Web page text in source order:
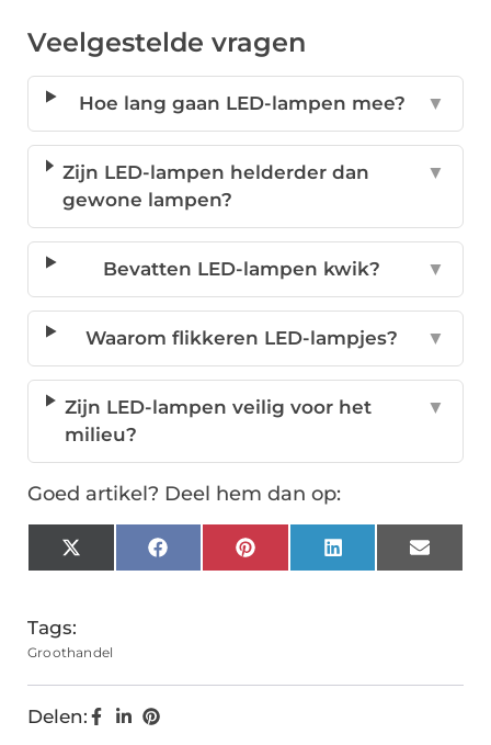
Veelgestelde vragen
Hoe lang gaan LED-lampen mee? ▼
Zijn LED-lampen helderder dan
gewone lampen?
▼
Bevatten LED-lampen kwik? ▼
Waarom flikkeren LED-lampjes? ▼
Zijn LED-lampen veilig voor het
milieu?
▼
Goed artikel? Deel hem dan op:
X
(Twitter)
FacebookPinterestLinkedInEmail
Tags:
Groothandel
Delen: